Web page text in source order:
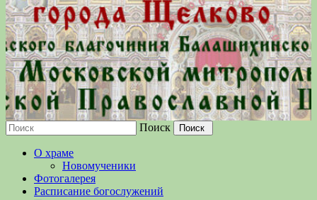
Православной Церкви
Поиск
О храме
Новомученики
Фотогалерея
Расписание богослужений